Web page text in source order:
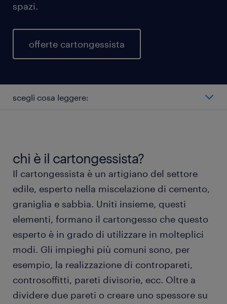
spazi.
offerte cartongessista
scegli cosa leggere:
cartongessista stipendio
tipi di cartongessista
lavorare come cartongessista
istruzione e competenze
FAQ sul lavoro come cartongessista
chi è il cartongessista?
Il cartongessista è un artigiano del settore
edile, esperto nella miscelazione di cemento,
graniglia e sabbia. Uniti insieme, questi
elementi, formano il cartongesso che questo
esperto è in grado di utilizzare in molteplici
modi. Gli impieghi più comuni sono, per
esempio, la realizzazione di contropareti,
controsoffitti, pareti divisorie, ecc. Oltre a
dividere due pareti o creare uno spessore su